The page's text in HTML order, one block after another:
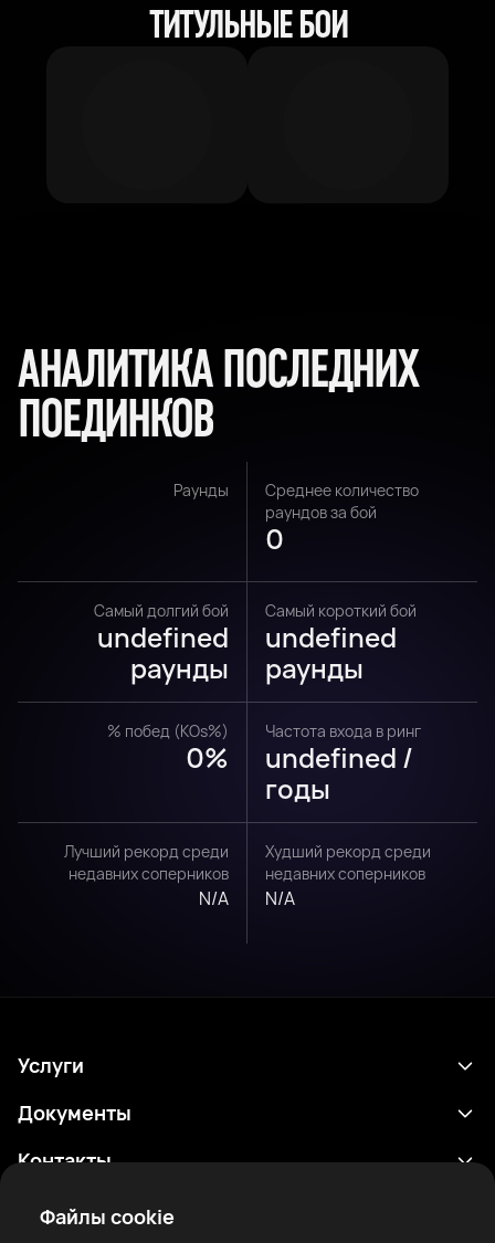
Файлы cookie
ТИТУЛЬНЫЕ БОИ
АНАЛИТИКА ПОСЛЕДНИХ
ПОЕДИНКОВ
Раунды
Среднее количество
раундов за бой
0
Самый долгий бой
undefined
раунды
Самый короткий бой
undefined
раунды
% побед (KOs%)
0%
Частота входа в ринг
undefined /
годы
Лучший рекорд среди
недавних соперников
N/A
Худший рекорд среди
недавних соперников
N/A
Услуги
Расписание
Боксеры
Документы
Политика конфиденциальности
Уведомление о рисках
Контакты
support@rtfight.com
Приложения